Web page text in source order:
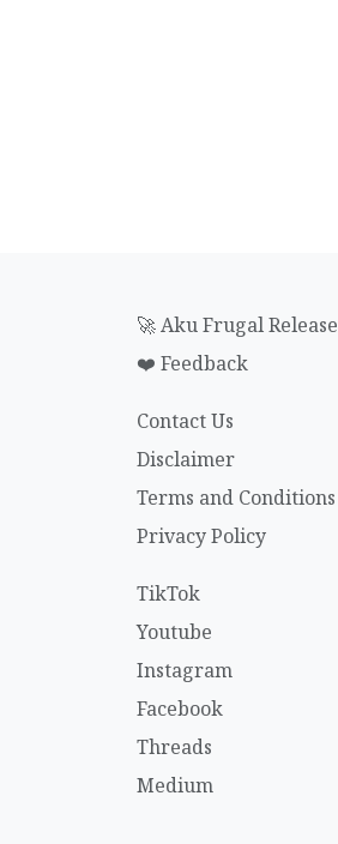
🚀 Aku Frugal Release
❤️ Feedback
Contact Us
Disclaimer
Terms and Conditions
Privacy Policy
TikTok
Youtube
Instagram
Facebook
Threads
Medium